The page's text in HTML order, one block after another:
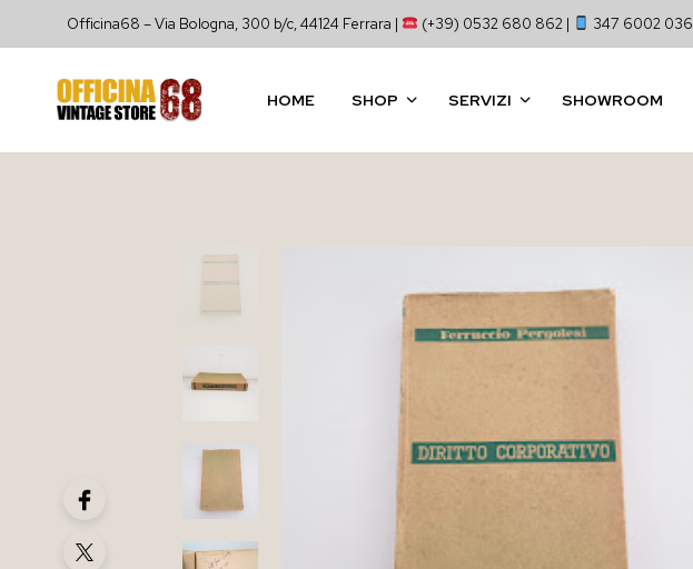
Officina68 – Via Bologna, 300 b/c, 44124 Ferrara | (+39) 0532 680 862 | 347 6002 036
HOME SHOP SERVIZI SHOWROOM